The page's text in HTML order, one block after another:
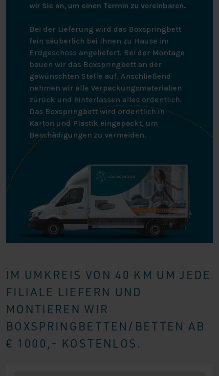
wir Sie an, um einen Termin zu vereinbaren.
Bei der Lieferung wird das Boxspringbett
fein säuberlich bei Ihnen zu Hause im
Erdgeschoss angeliefert. Bei der Montage
bauen wir das Boxspringbett an der
gewünschten Stelle auf. Anschließend
nehmen wir alle Verpackungsmaterialien
zurück und hinterlassen alles ordentlich.
Das Boxspringbett wird ordentlich in
Karton und Plastik eingepackt, um
Beschädigungen zu vermeiden.
IM UMKREIS VON 40 KM UM JEDE
FILIALE LIEFERN UND
MONTIEREN WIR
BOXSPRINGBETTEN/BETTEN AB
€ 1000,- KOSTENLOS.